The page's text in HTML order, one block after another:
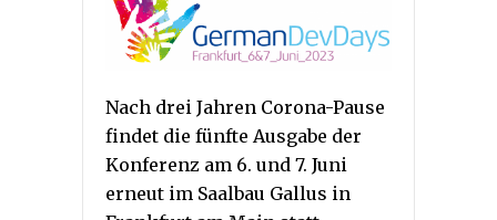
Nach drei Jahren Corona-Pause
findet die fünfte Ausgabe der
Konferenz am 6. und 7. Juni
erneut im Saalbau Gallus in